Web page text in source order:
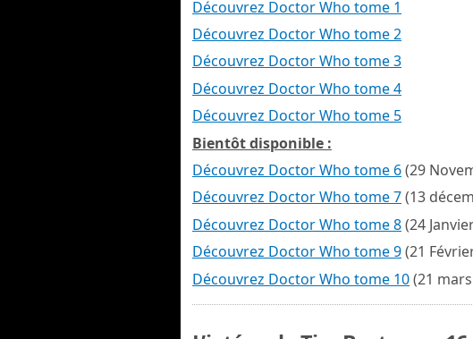
Découvrez Doctor Who tome 1
Découvrez Doctor Who tome 2
Découvrez Doctor Who tome 3
Découvrez Doctor Who tome 4
Découvrez Doctor Who tome 5
Bientôt disponible :
Découvrez Doctor Who tome 6(29
Découvrez Doctor Who tome 7(13
Découvrez Doctor Who tome 8(24
Découvrez Doctor Who tome 9(21
Découvrez Doctor Who tome 10(21